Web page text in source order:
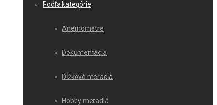
Podľa kategórie
Anemometre
Dokumentácia
Dĺžkové meradlá
Hobby meradlá